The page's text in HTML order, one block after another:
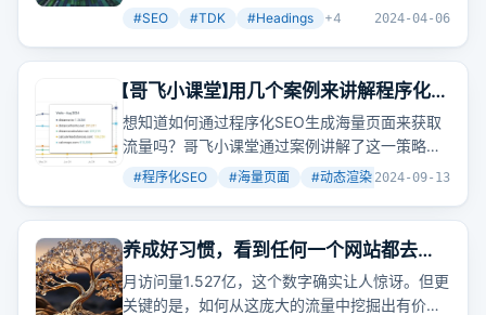
你知道怎么写出优秀的Headings吗？
#SEO #TDK #Headings +4 2024-04-06
【哥飞小课堂】用几个案例来讲解程序化
SEO生成海量页面获取流量的方式
想知道如何通过程序化SEO生成海量页面来获取
流量吗？哥飞小课堂通过案例讲解了这一策略，
包括如何利用结构化数据和模板动态生成页面，
重。
#程序化SEO #海量页面 #动态渲染 +2
2024-09-13
养成好习惯，看到任何一个网站都去看
看流量和流量来源分布，再看看搜索流
量来自于哪些词
月访问量1.527亿，这个数字确实让人惊讶。但更
关键的是，如何从这庞大的流量中挖掘出有价值